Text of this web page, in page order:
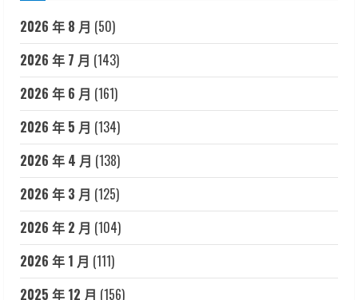
2026 年 8 月 (50)
2026 年 7 月 (143)
2026 年 6 月 (161)
2026 年 5 月 (134)
2026 年 4 月 (138)
2026 年 3 月 (125)
2026 年 2 月 (104)
2026 年 1 月 (111)
2025 年 12 月 (156)